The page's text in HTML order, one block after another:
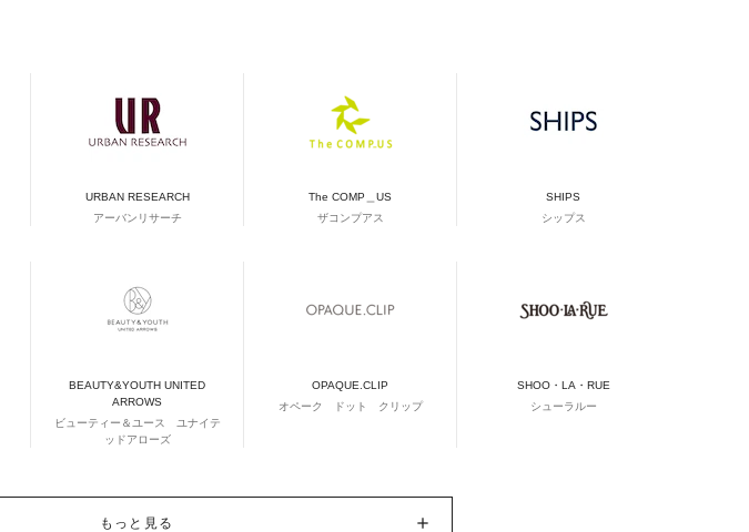
URBAN RESEARCH
アーバンリサーチ
The COMP＿US
ザコンプアス
SHIPS
シップス
BEAUTY&YOUTH UNITED
ARROWS
ビューティー＆ユース ユナイテ
ッドアローズ
OPAQUE.CLIP
オペーク ドット クリップ
SHOO・LA・RUE
シューラルー
もっと見る